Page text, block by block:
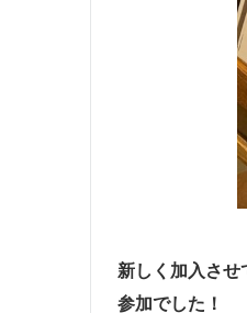
新しく加入させ
参加でした！